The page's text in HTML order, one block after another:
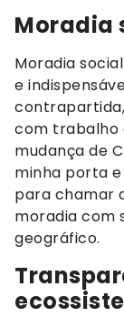
Moradia
Moradia
e
com trabalho
mudança de
minha porta
para chamar
moradia com
geográfico.